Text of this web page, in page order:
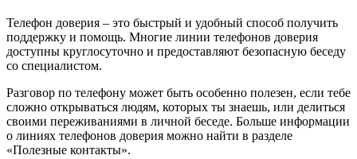
Телефон доверия – это быстрый и удобный способ получить
поддержку и помощь. Многие линии телефонов доверия
доступны круглосуточно и предоставляют безопасную беседу
со специалистом.
Разговор по телефону может быть особенно полезен, если тебе
сложно открываться людям, которых ты знаешь, или делиться
своими переживаниями в личной беседе. Больше информации
о линиях телефонов доверия можно найти в разделе
«Полезные контакты».